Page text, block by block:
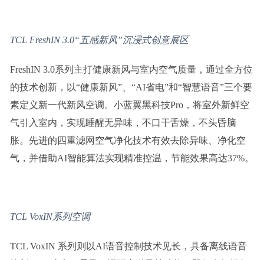
TCL FreshIN 3.0“ 五感新风”沉浸式创意展区
FreshIN 3.0系列主打健康新风与室内空气质量，通过全方位
的技术创新，以“健康新风”、“AI省电”和“智慧语音”三个要
素定义新一代新风空调。小蓝翼黑科技Pro，将室外新鲜空
气引入室内，实现睡醒无异味，不口干舌燥，不头昏脑
胀。先进的四重滤网空气净化技术有效去除异味、净化空
气，并借助AI智能算法实现精准控温，节能效果高达37%。
TCL VoxIN系列空调
TCL VoxIN 系列则以AI语音控制技术见长，具备离线语音